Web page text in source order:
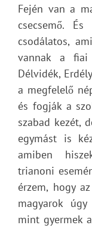
Fején van a
csecsemő.
csodálatos,
vannak a
Délvidék,
a megfelelő
és fogják a
szabad kezét,
egymást is
amiben
trianoni
érzem, hogy
magyarok úgy
mint gyermek